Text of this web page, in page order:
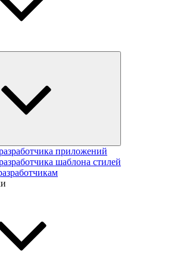
приложений
шаблона стилей